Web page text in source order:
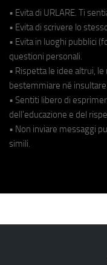
• Evita di URLARE. Ti
• Evita di scrivere lo
• Evita in luoghi pubblici
questioni personali.
• Rispetta le idee altrui,
bestemmiare né
• Sentiti libero di
dell'educazione e del
• Non inviare messaggi
simili.